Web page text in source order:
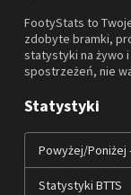
FootyStats to
zdobyte bramki,
statystyki na żywo
spostrzeżeń, nie
Statystyki
Powyżej/Poniżej
Statystyki BTTS